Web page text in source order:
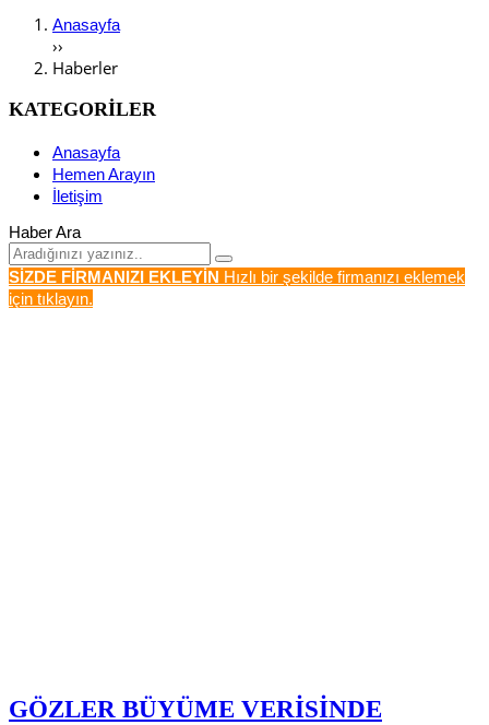
Anasayfa
››
Haberler
KATEGORİLER
Anasayfa
Hemen Arayın
İletişim
Haber Ara
SİZDE FİRMANIZI EKLEYİN Hızlı bir şekilde firmanızı eklemek
için tıklayın.
GÖZLER BÜYÜME VERİSİNDE